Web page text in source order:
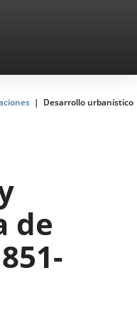
Desarrollo urbanístico
de